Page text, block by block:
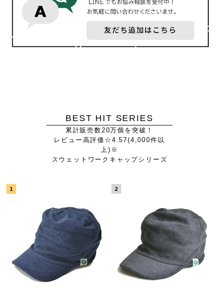
BEST HIT SERIES
累計販売数20万個を突破！
レビュー高評価☆4.57(4,000件以
上)※
スウェットワークキャップシリーズ